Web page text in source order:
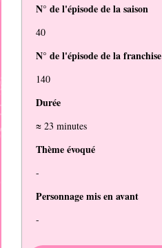
N° de l'épisode de la saison
40
N° de l'épisode de la franchise
140
Durée
≈ 23 minutes
Thème évoqué
-
Personnage mis en avant
-